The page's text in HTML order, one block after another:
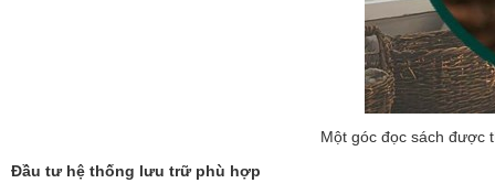
Một góc đọc sách được
Đầu tư hệ thống lưu trữ phù hợp